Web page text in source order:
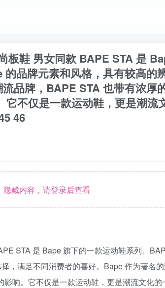
板鞋 男女同款 BAPE STA 是
品牌元素和风格，具有较高的
品牌，BAPE STA 也带有浓厚
不仅是一款运动鞋，更是潮流
46
隐藏内容，请登录后查看
STA 是 Bape 旗下的一款运动鞋系列。
，满足不同消费者的喜好。Bape 作为著名
响。它不仅是一款运动鞋，更是潮流文化的